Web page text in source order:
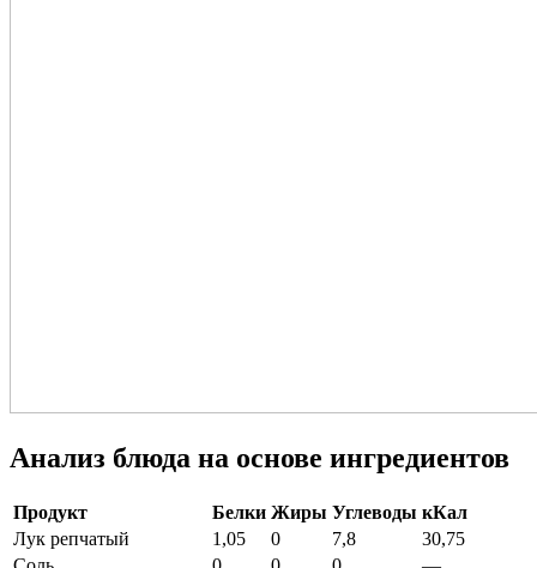
Анализ блюда на основе ингредиентов
Продукт Белки Жиры Углеводы кКал
Лук репчатый
1,05 0 7,8
30,75